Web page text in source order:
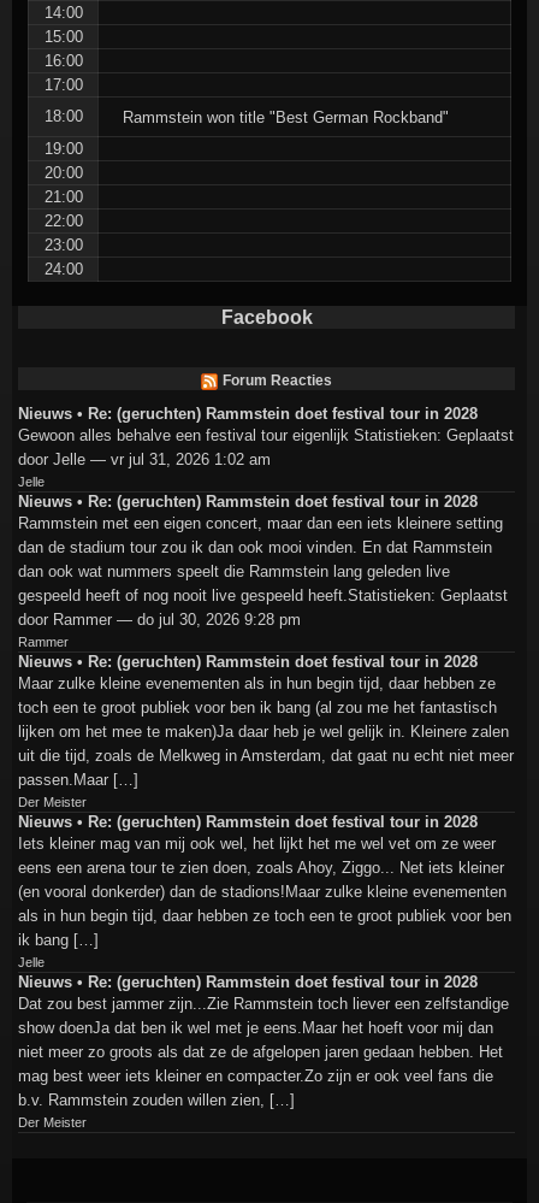
14:00
15:00
16:00
17:00
18:00
Rammstein won title "Best German Rockband"
19:00
20:00
21:00
22:00
23:00
24:00
Facebook
Forum Reacties
Nieuws • Re: (geruchten) Rammstein doet festival tour in 2028
Gewoon alles behalve een festival tour eigenlijk Statistieken: Geplaatst
door Jelle — vr jul 31, 2026 1:02 am
Jelle
Nieuws • Re: (geruchten) Rammstein doet festival tour in 2028
Rammstein met een eigen concert, maar dan een iets kleinere setting
dan de stadium tour zou ik dan ook mooi vinden. En dat Rammstein
dan ook wat nummers speelt die Rammstein lang geleden live
gespeeld heeft of nog nooit live gespeeld heeft.Statistieken: Geplaatst
door Rammer — do jul 30, 2026 9:28 pm
Rammer
Nieuws • Re: (geruchten) Rammstein doet festival tour in 2028
Maar zulke kleine evenementen als in hun begin tijd, daar hebben ze
toch een te groot publiek voor ben ik bang (al zou me het fantastisch
lijken om het mee te maken)Ja daar heb je wel gelijk in. Kleinere zalen
uit die tijd, zoals de Melkweg in Amsterdam, dat gaat nu echt niet meer
passen.Maar […]
Der Meister
Nieuws • Re: (geruchten) Rammstein doet festival tour in 2028
Iets kleiner mag van mij ook wel, het lijkt het me wel vet om ze weer
eens een arena tour te zien doen, zoals Ahoy, Ziggo... Net iets kleiner
(en vooral donkerder) dan de stadions!Maar zulke kleine evenementen
als in hun begin tijd, daar hebben ze toch een te groot publiek voor ben
ik bang […]
Jelle
Nieuws • Re: (geruchten) Rammstein doet festival tour in 2028
Dat zou best jammer zijn...Zie Rammstein toch liever een zelfstandige
show doenJa dat ben ik wel met je eens.Maar het hoeft voor mij dan
niet meer zo groots als dat ze de afgelopen jaren gedaan hebben. Het
mag best weer iets kleiner en compacter.Zo zijn er ook veel fans die
b.v. Rammstein zouden willen zien, […]
Der Meister